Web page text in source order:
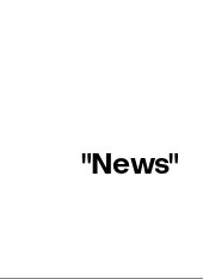
"News"